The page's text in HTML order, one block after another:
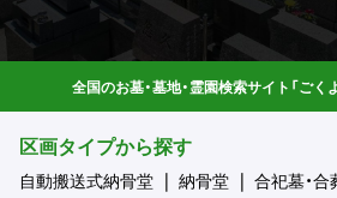
全国のお墓・墓地・霊園検索サイト「ごく
区画タイプから探す
自動搬送式納骨堂 納骨堂 合祀墓・合